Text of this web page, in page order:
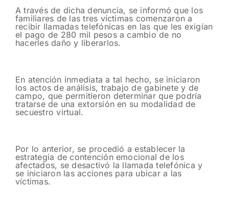
A través de dicha denuncia, se informó que los
familiares de las tres víctimas comenzaron a
recibir llamadas telefónicas en las que les exigían
el pago de 280 mil pesos a cambio de no
hacerles daño y liberarlos.
En atención inmediata a tal hecho, se iniciaron
los actos de análisis, trabajo de gabinete y de
campo, que permitieron determinar que podría
tratarse de una extorsión en su modalidad de
secuestro virtual.
Por lo anterior, se procedió a establecer la
estrategia de contención emocional de los
afectados, se desactivó la llamada telefónica y
se iniciaron las acciones para ubicar a las
víctimas.